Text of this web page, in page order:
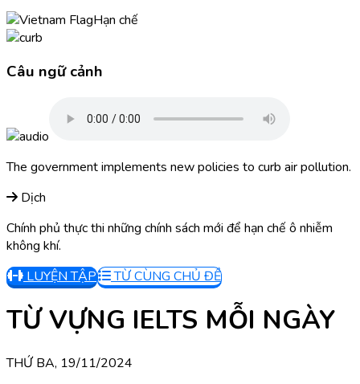
Hạn chế
Câu ngữ cảnh
The government implements new policies to curb air pollution.
Dịch
Chính phủ thực thi những chính sách mới để hạn chế ô nhiễm
không khí.
LUYỆN TẬP
TỪ CÙNG CHỦ ĐỀ
TỪ VỰNG IELTS MỖI NGÀY
THỨ BA, 19/11/2024